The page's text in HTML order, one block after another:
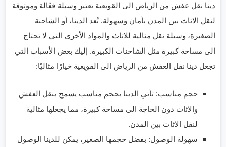
دينا نقل عفش من الرياض الى القويعية تعتبر وسيلة فعّالة وموثوقة
لنقل الاثاث بين المدن بأمان وسهولة. تُعد الدينا، أو الشاحنة
الصغيرة، وسيلة نقل مثالية للاثاث والمواد الأخرى التي لا تحتاج
الى مساحة كبيرة مثل الشاحنات الكبيرة. إليك بعض الأسباب التي
تجعل دينا نقل العفش من الرياض الى القويعية خيارًا مثاليًا:
حجم مناسب: تأتي الدينا بحجم مناسب يسمح بنقل العفش
والاثاث دون الحاجة الى مساحة كبيرة، مما يجعلها مثالية
لنقل الاثاث بين المدن.
سهولة الوصول: بفضل حجمها الصغير، يمكن للدينا الوصول